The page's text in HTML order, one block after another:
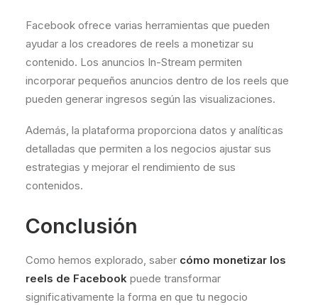
Facebook ofrece varias herramientas que pueden
ayudar a los creadores de reels a monetizar su
contenido. Los anuncios In-Stream permiten
incorporar pequeños anuncios dentro de los reels que
pueden generar ingresos según las visualizaciones.
Además, la plataforma proporciona datos y analíticas
detalladas que permiten a los negocios ajustar sus
estrategias y mejorar el rendimiento de sus
contenidos.
Conclusión
Como hemos explorado, saber cómo monetizar los
reels de Facebook puede transformar
significativamente la forma en que tu negocio